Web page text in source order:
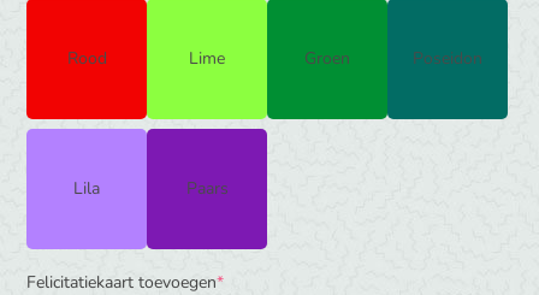
Rood Lime Groen Poseidon
Lila Paars
Felicitatiekaart toevoegen*(required)